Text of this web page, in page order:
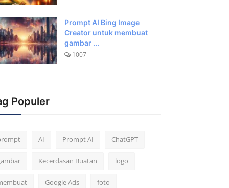
Prompt AI Bing Image
Creator untuk membuat
gambar ...
1007
Populer
AI Prompt AI ChatGPT
Kecerdasan Buatan logo
Google Ads foto